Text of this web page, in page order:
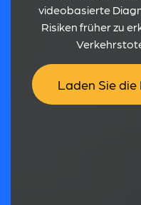
videobasierte
Risiken früher zu
Laden Sie